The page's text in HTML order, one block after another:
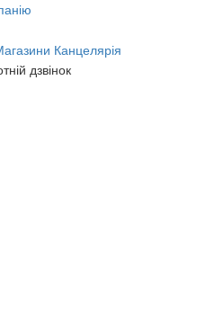
Канцелярія
дзвінок